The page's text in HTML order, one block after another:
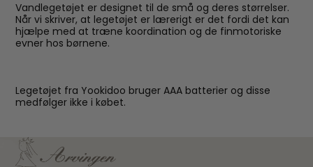
Vandlegetøjet er designet til de små og deres størrelser.
Når vi skriver, at legetøjet er lærerigt er det fordi det kan
hjælpe med at træne koordination og de finmotoriske
evner hos børnene.
Legetøjet fra Yookidoo bruger AAA batterier og disse
medfølger ikke i købet.